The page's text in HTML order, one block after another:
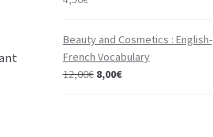
Beauty and Cosmetics : English-
French Vocabulary
12,00€ 8,00€